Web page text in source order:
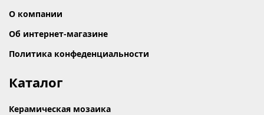
О компании
Об интернет-магазине
Политика конфеденциальности
Каталог
Керамическая мозаика